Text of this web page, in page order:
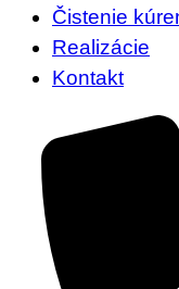
Čistenie
Realizácie
Kontakt